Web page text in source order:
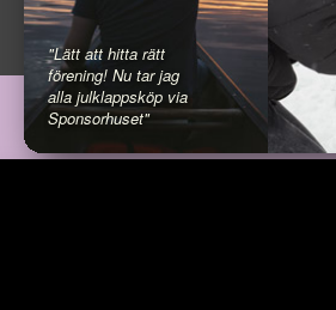
"Lätt att hitta rätt
förening! Nu tar jag
alla julklappsköp via
Sponsorhuset"